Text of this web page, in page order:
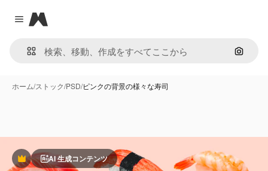
Close menu
Magnific
画像で
ホーム/ストック/PSD/ピンクの背景の様々な寿司
PremiumAI 生成コンテンツ